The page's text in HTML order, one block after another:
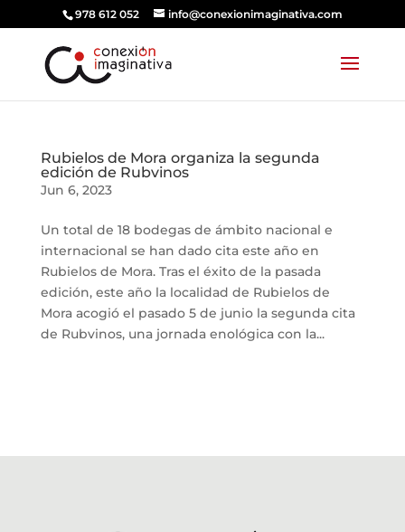
978 612 052 info@conexionimaginativa.com
Rubielos de Mora organiza la segunda
edición de Rubvinos
Jun 6, 2023
Un total de 18 bodegas de ámbito nacional e
internacional se han dado cita este año en
Rubielos de Mora. Tras el éxito de la pasada
edición, este año la localidad de Rubielos de
Mora acogió el pasado 5 de junio la segunda cita
de Rubvinos, una jornada enológica con la...